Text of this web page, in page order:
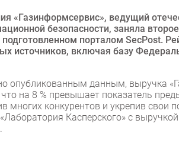
«Газинформсервис», ведущий
безопасности, заняла
подготовленном порталом SecPost.
источников, включая базу
опубликованным данным, выручка
что на 8 % превышает показатель
многих конкурентов и укрепив свои
Касперского» с